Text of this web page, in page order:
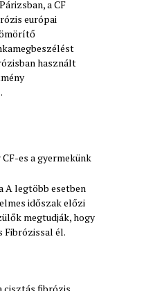
a CF
európai
használt
es a gyermekünk
A legtöbb esetben
időszak előzi
megtudják, hogy
Fibrózissal él.